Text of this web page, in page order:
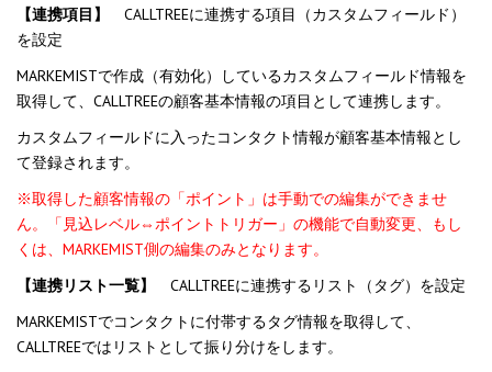
【連携項目】
CALLTREEに連携する項目（カスタムフィールド）
を設定
MARKEMISTで作成（有効化）しているカスタムフィールド情報を
取得して、CALLTREEの顧客基本情報の項目として連携します。
カスタムフィールドに入ったコンタクト情報が顧客基本情報とし
て登録されます。
※取得した顧客情報の「ポイント」は手動での編集ができませ
ん。「見込レベル⇔ポイントトリガー」の機能で自動変更、もし
くは、MARKEMIST側の編集のみとなります。
【連携リスト一覧】
CALLTREEに連携するリスト（タグ）を設定
MARKEMISTでコンタクトに付帯するタグ情報を取得して、
CALLTREEではリストとして振り分けをします。